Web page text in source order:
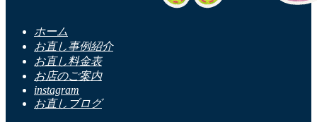
ホーム
お直し事例紹介
お直し料金表
お店のご案内
instagram
お直しブログ